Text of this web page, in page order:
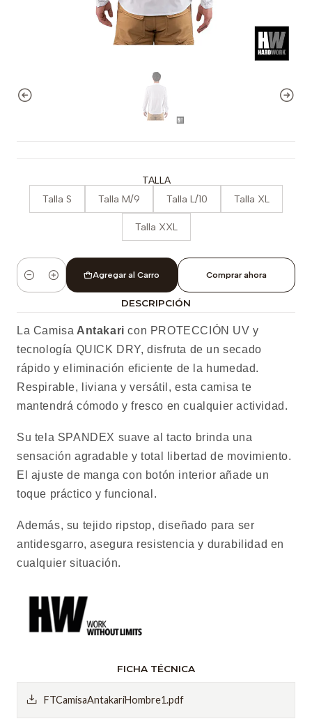
TALLA
Talla S Talla M/9 Talla L/10 Talla XL
Talla XXL
Cantidad
Agregar al Carro Comprar ahora
DESCRIPCIÓN
La Camisa Antakari con PROTECCIÓN UV y
tecnología QUICK DRY, disfruta de un secado
rápido y eliminación eficiente de la humedad.
Respirable, liviana y versátil, esta camisa te
mantendrá cómodo y fresco en cualquier actividad.
Su tela SPANDEX suave al tacto brinda una
sensación agradable y total libertad de movimiento.
El ajuste de manga con botón interior añade un
toque práctico y funcional.
Además, su tejido ripstop, diseñado para ser
antidesgarro, asegura resistencia y durabilidad en
cualquier situación.
FICHA TÉCNICA
FTCamisaAntakariHombre1.pdf